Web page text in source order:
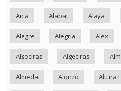
Aida Alabat Alaya
Alegre Alegria Alex
Algeciras Algeciras
Almeda Alonzo Altura